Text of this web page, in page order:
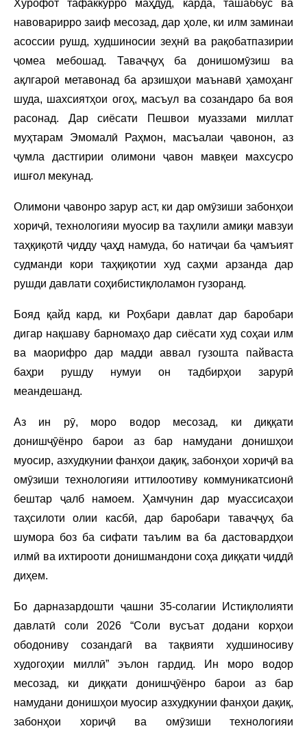
Хурофот тафаккурро маҳдуд, карда, ташаббус ва
навоварирро заиф месозад, дар ҳоле, ки илм заминаи
асоссии рушд, худшиносии зеҳнӣ ва рақобатпазирии
ҷомеа мебошад. Таваҷҷуҳ ба донишомӯзиш ва
ақлгароӣ метавонад ба арзишҳои маънавӣ ҳамоҳанг
шуда, шахсиятҳои огоҳ, масъул ва созандаро ба воя
расонад. Дар сиёсати Пешвои муаззами миллат
муҳтарам Эмомалӣ Раҳмон, масъалаи ҷавонон, аз
ҷумла дастгирии олимони ҷавон мавқеи махсусро
ишғол мекунад.
Олимони ҷавонро зарур аст, ки дар омӯзиши забонҳои
хориҷӣ, технологияи муосир ва таҳлили амиқи мавзуи
таҳқиқотӣ ҷидду ҷаҳд намуда, бо натиҷаи ба ҷамъият
судманди кори таҳқиқотии худ саҳми арзанда дар
рушди давлати соҳибистиқлоламон гузоранд.
Бояд қайд кард, ки Роҳбари давлат дар баробари
дигар нақшаву барномаҳо дар сиёсати худ соҳаи илм
ва маорифро дар мадди аввал гузошта пайваста
баҳри рушду нумуи он тадбирҳои зарурӣ
меандешанд.
Аз ин рӯ, моро водор месозад, ки диққати
донишҷӯёнро барои аз бар намудани донишҳои
муосир, азхудкунии фанҳои дақиқ, забонҳои хориҷӣ ва
омӯзиши технологияи иттилоотиву коммуникатсионӣ
бештар ҷалб намоем. Ҳамчунин дар муассисаҳои
таҳсилоти олии касбӣ, дар баробари таваҷҷуҳ ба
шумора боз ба сифати таълим ва ба дастовардҳои
илмӣ ва ихтирооти донишмандони соҳа диққати ҷиддӣ
диҳем.
Бо дарназардошти ҷашни 35-солагии Истиқлолияти
давлатӣ соли 2026 “Соли вусъат додани корҳои
ободониву созандагӣ ва тақвияти худшиносиву
худогоҳии миллӣ” эълон гардид. Ин моро водор
месозад, ки диққати донишҷӯёнро барои аз бар
намудани донишҳои муосир азхудкунии фанҳои дақиқ,
забонҳои хориҷӣ ва омӯзиши технологияи